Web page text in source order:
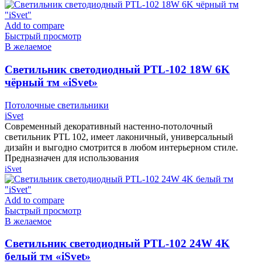
Add to compare
Быстрый просмотр
В желаемое
Cветильник светодиодный PTL-102 18W 6K
чёрный тм «iSvet»
Потолочные светильники
iSvet
Современный декоративный настенно-потолочный
светильник PTL 102, имеет лаконичный, универсальный
дизайн и выгодно смотрится в любом интерьерном стиле.
Предназначен для использования
iSvet
Add to compare
Быстрый просмотр
В желаемое
Cветильник светодиодный PTL-102 24W 4K
белый тм «iSvet»